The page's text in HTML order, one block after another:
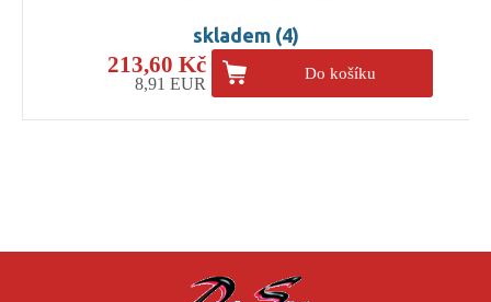
skladem (4)
213,60 Kč
8,91 EUR
Do košíku